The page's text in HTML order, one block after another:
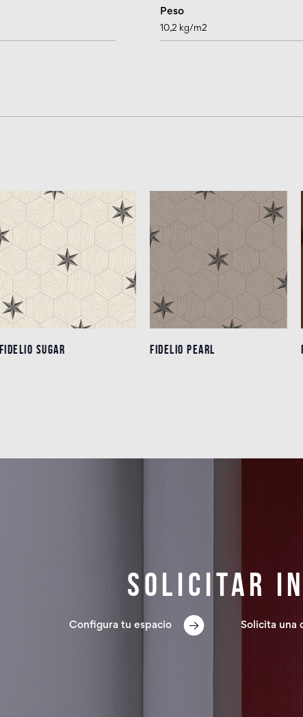
Peso
10,2 kg/m2
FIDELIO SUGAR
FIDELIO SUGAR FIDELIO PEARL
FIDELIO PEARL
Solicitar
Configura tu espacio Solicita una